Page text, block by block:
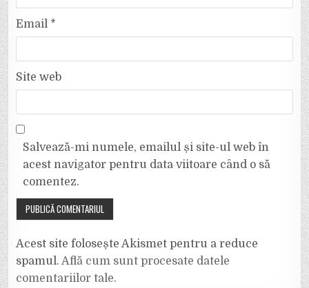
Email *
Site web
Salvează-mi numele, emailul și site-ul web în
acest navigator pentru data viitoare când o să
comentez.
Acest site folosește Akismet pentru a reduce
spamul. Află cum sunt procesate datele
comentariilor tale.